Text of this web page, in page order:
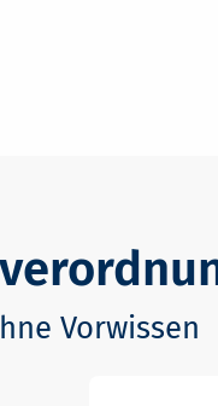
Vorwissen